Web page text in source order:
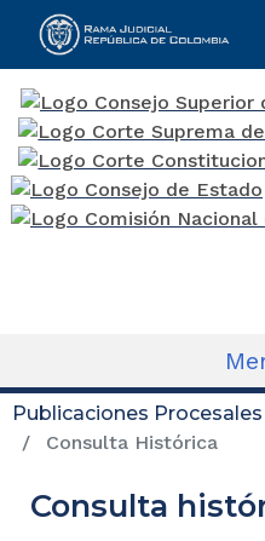
Rama Judicial
Publicaciones Procesales
Consulta Histórica
Consulta